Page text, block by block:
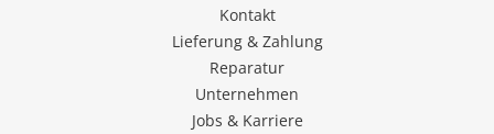
Kontakt
Lieferung & Zahlung
Reparatur
Unternehmen
Jobs & Karriere